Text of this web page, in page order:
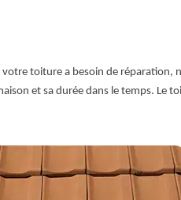
toiture a besoin de réparation,
et sa durée dans le temps. Le